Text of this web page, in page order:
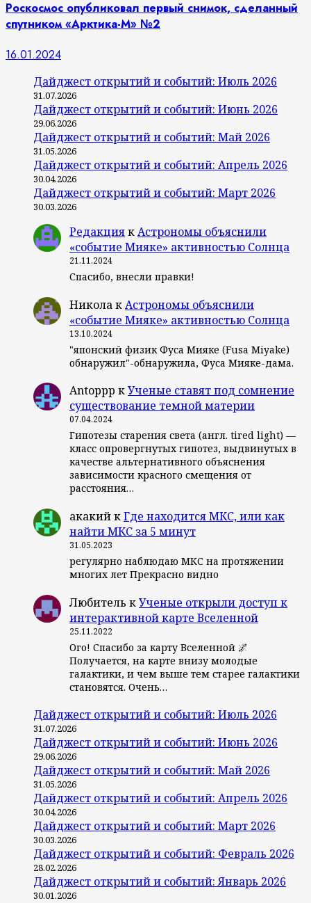
Роскосмос опубликовал первый снимок, сделанный
спутником «Арктика-М» №2
16.01.2024
Дайджест открытий и событий: Июль 2026
31.07.2026
Дайджест открытий и событий: Июнь 2026
29.06.2026
Дайджест открытий и событий: Май 2026
31.05.2026
Дайджест открытий и событий: Апрель 2026
30.04.2026
Дайджест открытий и событий: Март 2026
30.03.2026
РедакциякАстрономы объяснили
«событие Мияке» активностью Солнца
21.11.2024
Спасибо, внесли правки!
НиколакАстрономы объяснили
«событие Мияке» активностью Солнца
13.10.2024
"японский физик Фуса Мияке (Fusa Miyake)
обнаружил"-обнаружила, Фуса Мияке-дама.
Antoppp кУченые ставят под сомнение
существование темной материи
07.04.2024
Гипотезы старения света (англ. tired light) —
класс опровергнутых гипотез, выдвинутых в
качестве альтернативного объяснения
зависимости красного смещения от
расстояния…
акакийкГде находится МКС, или как
найти МКС за 5 минут
31.05.2023
регулярно наблюдаю МКС на протяжении
многих лет Прекрасно видно
Любитель кУченые открыли доступ к
интерактивной карте Вселенной
25.11.2022
Ого! Спасибо за карту Вселенной 🌌
Получается, на карте внизу молодые
галактики, и чем выше тем старее галактики
становятся. Очень…
Дайджест открытий и событий: Июль 2026
31.07.2026
Дайджест открытий и событий: Июнь 2026
29.06.2026
Дайджест открытий и событий: Май 2026
31.05.2026
Дайджест открытий и событий: Апрель 2026
30.04.2026
Дайджест открытий и событий: Март 2026
30.03.2026
Дайджест открытий и событий: Февраль 2026
28.02.2026
Дайджест открытий и событий: Январь 2026
30.01.2026